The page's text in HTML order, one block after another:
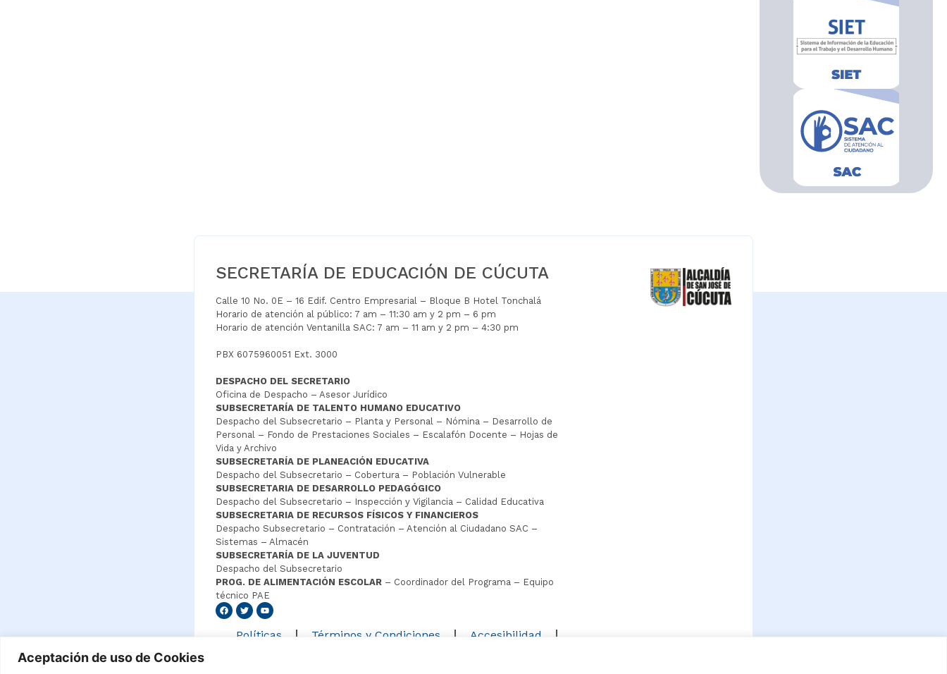
Aceptación de uso de Cookies
SECRETARÍA DE EDUCACIÓN DE CÚCUTA
Calle 10 No. 0E – 16 Edif. Centro Empresarial – Bloque B Hotel Tonchalá
Horario de atención al público: 7 am – 11:30 am y 2 pm – 6 pm
Horario de atención Ventanilla SAC: 7 am – 11 am y 2 pm – 4:30 pm
PBX 6075960051 Ext. 3000
DESPACHO DEL SECRETARIO
Oficina de Despacho – Asesor Jurídico
SUBSECRETARÍA DE TALENTO HUMANO EDUCATIVO
Despacho del Subsecretario – Planta y Personal – Nómina – Desarrollo de
Personal – Fondo de Prestaciones Sociales – Escalafón Docente – Hojas de
Vida y Archivo
SUBSECRETARÍA DE PLANEACIÓN EDUCATIVA
Despacho del Subsecretario – Cobertura – Población Vulnerable
SUBSECRETARIA DE DESARROLLO PEDAGÓGICO
Despacho del Subsecretario – Inspección y Vigilancia – Calidad Educativa
SUBSECRETARIA DE RECURSOS FÍSICOS Y FINANCIEROS
Despacho Subsecretario – Contratación – Atención al Ciudadano SAC –
Sistemas – Almacén
SUBSECRETARÍA DE LA JUVENTUD
Despacho del Subsecretario
PROG. DE ALIMENTACIÓN ESCOLAR– Coordinador del Programa – Equipo
técnico PAE
Políticas Términos y Condiciones Accesibilidad